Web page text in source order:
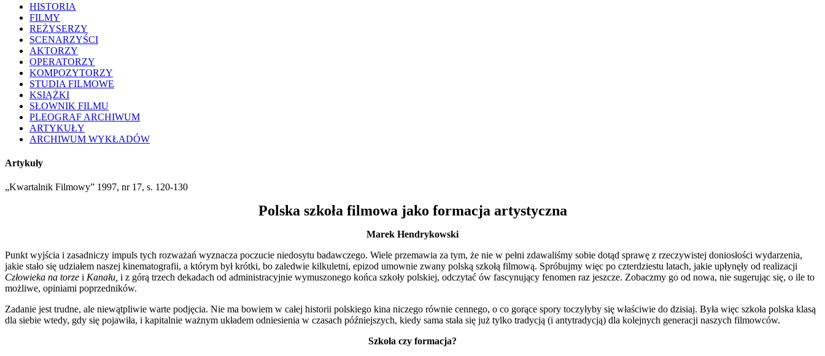
HISTORIA
FILMY
REŻYSERZY
SCENARZYŚCI
AKTORZY
OPERATORZY
KOMPOZYTORZY
STUDIA FILMOWE
KSIĄŻKI
SŁOWNIK FILMU
PLEOGRAF ARCHIWUM
ARTYKUŁY
ARCHIWUM WYKŁADÓW
Artykuły
„Kwartalnik Filmowy” 1997, nr 17, s. 120-130
Polska szkoła filmowa jako formacja artystyczna
Marek Hendrykowski
Punkt wyjścia i zasadniczy impuls tych rozważań wyznacza poczucie niedo­sytu badawczego. Wiele przemawia za tym, że nie w pełni zdawaliśmy sobie dotąd sprawę z rzeczywistej doniosłości wydarzenia,
jakie stało się udziałem naszej kinematografii, a którym był krótki, bo zaledwie kilkuletni, epizod umow­nie zwany polską szkołą filmową. Spróbujmy więc po czterdziestu latach, jakie upłynęły od realizacji
Człowieka na torze i Kanału, i z górą trzech dekadach od administracyjnie wymuszonego końca szkoły polskiej, odczytać ów fascynujący fenomen raz jeszcze. Zobaczmy go od nowa, nie sugerując się, o ile to
moż­liwe, opiniami poprzedników.
Zadanie jest trudne, ale niewątpliwie warte podjęcia. Nie ma bowiem w ca­łej historii polskiego kina niczego równie cennego, o co gorące spory toczyłyby się właściwie do dzisiaj. Była więc szkoła polska klasą
dla siebie wtedy, gdy się pojawiła, i kapitalnie ważnym układem odniesienia w czasach późniejszych, kiedy sama stała się już tylko tradycją (i antytradycją) dla kolejnych generacji naszych filmowców.
Szkoła czy formacja?